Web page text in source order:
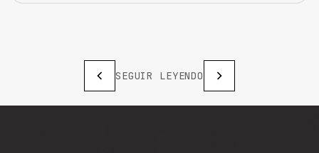
SEGUIR LEYENDO